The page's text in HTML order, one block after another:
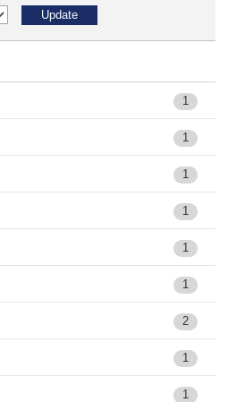
1
1
1
1
1
1
2
1
1